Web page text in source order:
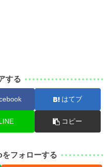
する
はてブ
コピー
フォローする